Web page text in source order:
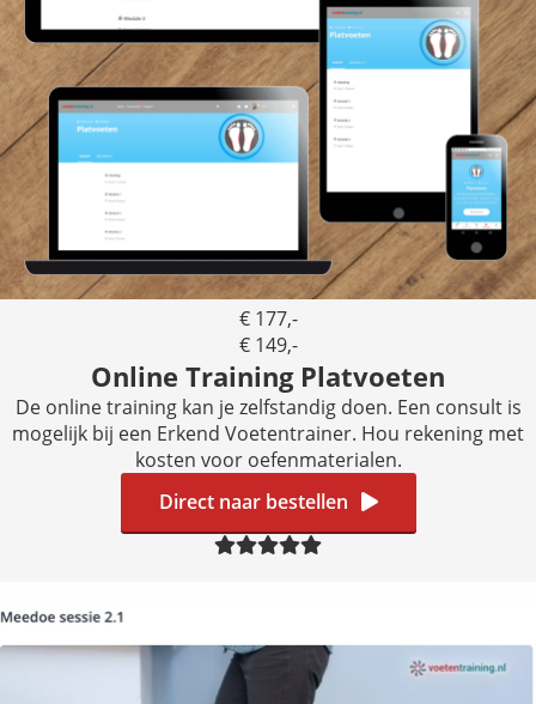
€ 177,-
€ 149,-
Online Training Platvoeten
De online training kan je zelfstandig doen. Een consult is
mogelijk bij een Erkend Voetentrainer. Hou rekening met
kosten voor oefenmaterialen.
Direct naar bestellen